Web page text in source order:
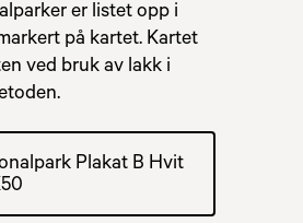
er listet opp i
på kartet. Kartet
ved bruk av lakk i
Plakat B Hvit